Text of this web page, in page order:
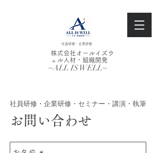
社員研修・企業研修
株式会社オールイズウ
ェル人材・組織開発
~ALL IS WELL~
社員研修・企業研修・セミナー・講演・執筆
お問い合わせ